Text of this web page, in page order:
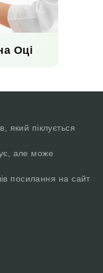
Оці
який піклується
але може
посилання на сайт